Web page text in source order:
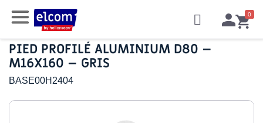
PIED PROFILÉ ALUMINIUM D80 –
M16X160 – GRIS
BASE00H2404